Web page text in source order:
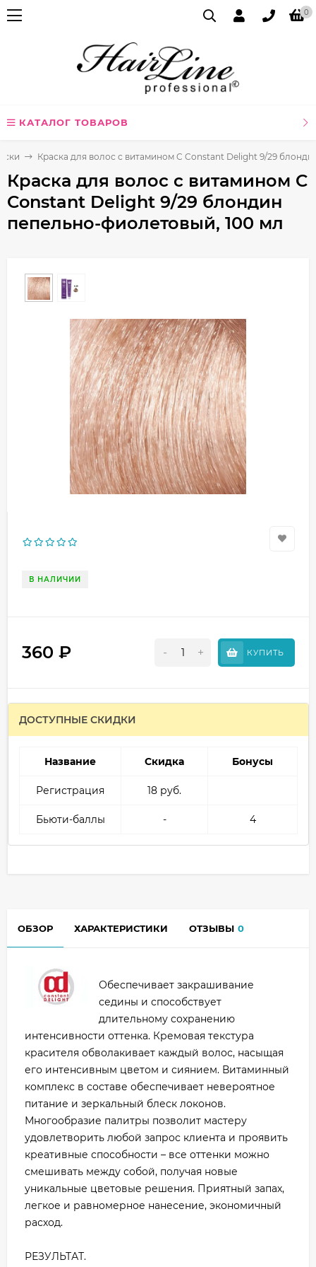
0
КАТАЛОГ ТОВАРОВ
Краска для волос с витамином C Constant Delight 9/29
Краска для волос с витамином C
Constant Delight 9/29 блондин
пепельно-фиолетовый, 100 мл
В НАЛИЧИИ
360 ₽ - + КУПИТЬ
ДОСТУПНЫЕ СКИДКИ
Название Скидка Бонусы
Регистрация 18 руб.
Бьюти-баллы - 4
ОБЗОР ХАРАКТЕРИСТИКИ ОТЗЫВЫ 0
Обеспечивает закрашивание
седины и способствует
длительному сохранению
интенсивности оттенка. Кремовая текстура
красителя обволакивает каждый волос, насыщая
его интенсивным цветом и сиянием. Витаминный
комплекс в составе обеспечивает невероятное
питание и зеркальный блеск локонов.
Многообразие палитры позволит мастеру
удовлетворить любой запрос клиента и проявить
креативные способности – все оттенки можно
смешивать между собой, получая новые
уникальные цветовые решения. Приятный запах,
легкое и равномерное нанесение, экономичный
расход.
РЕЗУЛЬТАТ.